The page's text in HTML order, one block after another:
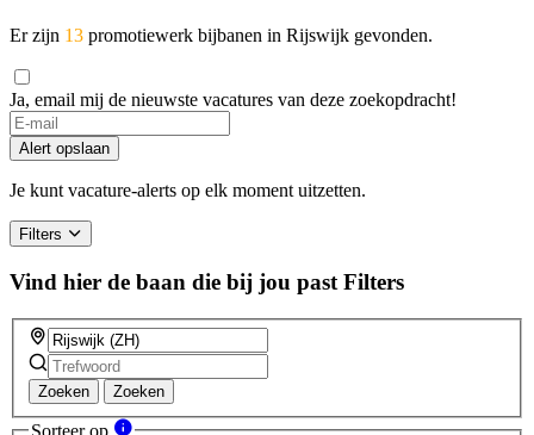
Er zijn 13 promotiewerk bijbanen in Rijswijk gevonden.
Ja, email mij de nieuwste vacatures van deze zoekopdracht!
Alert opslaan
Je kunt vacature-alerts op elk moment uitzetten.
Filters
Vind hier de baan die bij jou past Filters
Zoeken Zoeken
Sorteer op